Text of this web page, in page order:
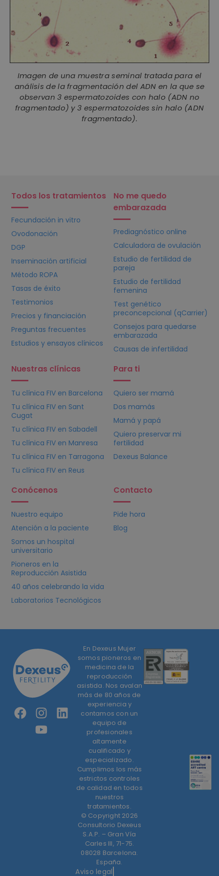
Imagen de una muestra seminal tratada para el
análisis de la fragmentación del ADN en la que se
observan 3 espermatozoides con halo (ADN no
fragmentado) y 3 espermatozoides sin halo (ADN
fragmentado).
Todos los tratamientos
Fecundación in vitro
Ovodonación
DGP
Inseminación artificial
Método ROPA
Tasas de éxito
Testimonios
Precios y financiación
Preguntas frecuentes
Estudios y ensayos clínicos
No me quedo
embarazada
Prediagnóstico online
Calculadora de ovulación
Estudio de fertilidad de
pareja
Estudio de fertilidad
femenina
Test genético
preconcepcional (qCarrier)
Consejos para quedarse
embarazada
Causas de infertilidad
Nuestras clínicas
Tu clínica FIVen Barcelona
Tu clínica FIVen Sant
Cugat
Tu clínica FIVen Sabadell
Tu clínica FIVen Manresa
Tu clínica FIVen Tarragona
Tu clínica FIVen Reus
Para ti
Quiero ser mamá
Dos mamás
Mamá y papá
Quiero preservar mi
fertilidad
Dexeus Balance
Conócenos
Nuestro equipo
Atención a la paciente
Somos un hospital
universitario
Pioneros en la
Reproducción Asistida
40 años celebrando la vida
Laboratorios Tecnológicos
Contacto
Pide hora
Blog
En Dexeus Mujer
somos pioneros en
medicina de la
reproducción
asistida. Nos avalan
más de 80 años de
experiencia y
contamos con un
equipo de
profesionales
altamente
cualificado y
especializado.
Cumplimos los más
estrictos controles
de calidad en todos
nuestros
tratamientos.
© Copyright 2026
Consultorio Dexeus
S.A.P. – Gran Vía
Carles III, 71-75.
08028 Barcelona.
España.
Aviso legal